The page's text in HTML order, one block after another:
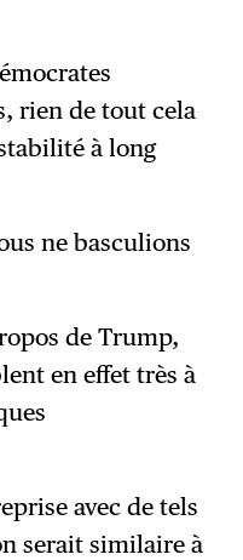
rien de tout cela
à long
ne basculions
de Trump,
en effet très à
avec de tels
serait similaire à